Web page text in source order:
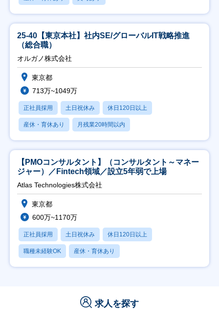
25-40【東京本社】社内SE/グローバルIT戦略推進
（総合職）
オルガノ株式会社
東京都
713万~1049万
正社員採用 土日祝休み 休日120日以上
産休・育休あり 月残業20時間以内
【PMOコンサルタント】（コンサルタント～マネー
ジャー）／Fintech領域／設立5年弱で上場
Atlas Technologies株式会社
東京都
600万~1170万
正社員採用 土日祝休み 休日120日以上
職種未経験OK 産休・育休あり
求人を探す